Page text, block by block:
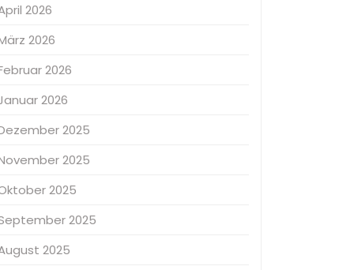
2026
2026
2026
2026
2025
2025
2025
2025
2025